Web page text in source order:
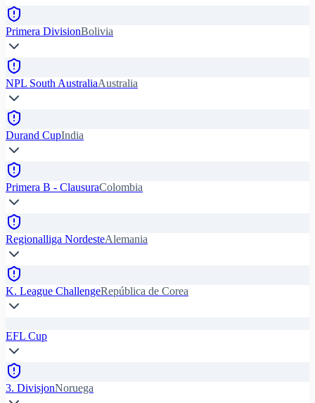
Primera DivisionBolivia
NPL South AustraliaAustralia
Durand CupIndia
Primera B - ClausuraColombia
Regionalliga NordesteAlemania
K. League ChallengeRepública de Corea
EFL Cup
3. DivisjonNoruega